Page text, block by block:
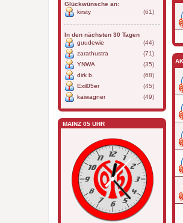
Glückwünsche an:
kirsty
(61)
In den nächsten 30 Tagen
guudewie
(44)
zarathustra
(71)
YNWA
(35)
dirk b.
(68)
Exil05er
(45)
kaiwagner
(49)
MAINZ 05 UHR